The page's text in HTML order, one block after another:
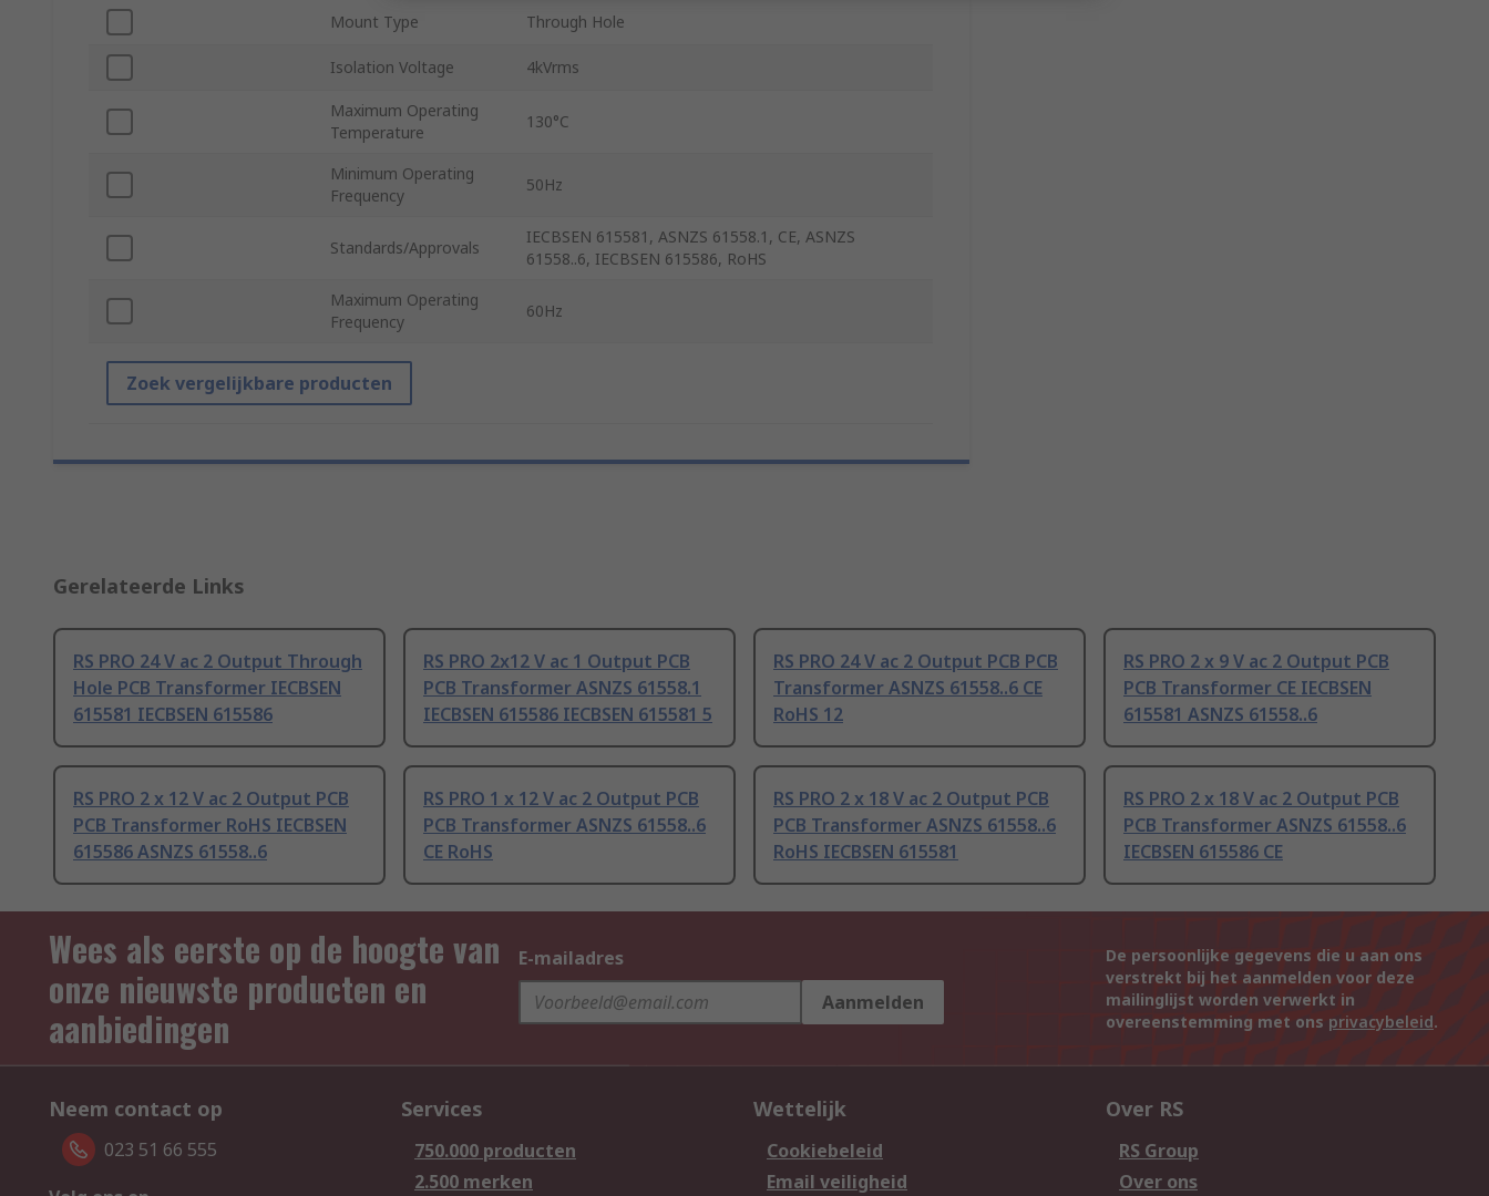
Mount Type Through Hole
Isolation Voltage 4kVrms
Maximum Operating
Temperature
130°C
Minimum Operating
Frequency
50Hz
Standards/Approvals
IECBSEN 615581, ASNZS 61558.1, CE, ASNZS
61558..6, IECBSEN 615586, RoHS
Maximum Operating
Frequency
60Hz
Zoek vergelijkbare producten
Gerelateerde Links
RS PRO 24 V ac 2 Output Through
Hole PCB Transformer IECBSEN
615581 IECBSEN 615586
RS PRO 2x12 V ac 1 Output PCB
PCB Transformer ASNZS 61558.1
IECBSEN 615586 IECBSEN 615581 5
RS PRO 24 V ac 2 Output PCB PCB
Transformer ASNZS 61558..6 CE
RoHS 12
RS PRO 2 x 9 V ac 2 Output PCB
PCB Transformer CE IECBSEN
615581 ASNZS 61558..6
RS PRO 2 x 12 V ac 2 Output PCB
PCB Transformer RoHS IECBSEN
615586 ASNZS 61558..6
RS PRO 1 x 12 V ac 2 Output PCB
PCB Transformer ASNZS 61558..6
CE RoHS
RS PRO 2 x 18 V ac 2 Output PCB
PCB Transformer ASNZS 61558..6
RoHS IECBSEN 615581
RS PRO 2 x 18 V ac 2 Output PCB
PCB Transformer ASNZS 61558..6
IECBSEN 615586 CE
Wees als eerste op de hoogte van
onze nieuwste producten en
aanbiedingen
E-mailadres
Aanmelden
De persoonlijke gegevens die u aan ons
verstrekt bij het aanmelden voor deze
mailinglijst worden verwerkt in
overeenstemming met ons privacybeleid.
Neem contact op
023 51 66 555
Services
750.000 producten
2.500 merken
Wettelijk
Cookiebeleid
Email veiligheid
Over RS
RS Group
Over ons